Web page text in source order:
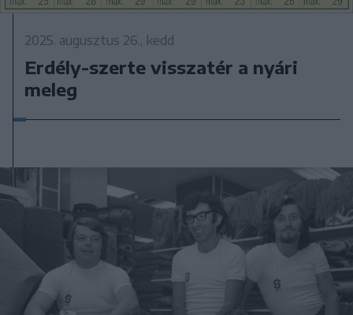
2025. augusztus 26., kedd
Erdély-szerte visszatér a nyári
meleg